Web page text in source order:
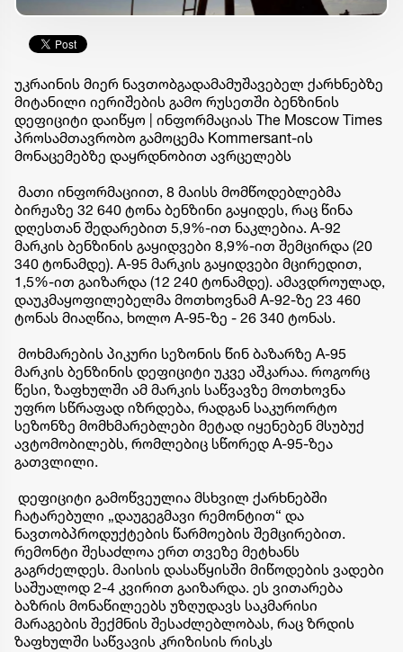
უკრაინის მიერ ნავთობგადამამუშავებელ ქარხნებზე
მიტანილი იერიშების გამო რუსეთში ბენზინის
დეფიციტი დაიწყო | ინფორმაციას The Moscow Times
პროსამთავრობო გამოცემა Kommersant-ის
მონაცემებზე დაყრდნობით ავრცელებს
მათი ინფორმაციით, 8 მაისს მომწოდებლებმა
ბირჟაზე 32 640 ტონა ბენზინი გაყიდეს, რაც წინა
დღესთან შედარებით 5,9%-ით ნაკლებია. A-92
მარკის ბენზინის გაყიდვები 8,9%-ით შემცირდა (20
340 ტონამდე). A-95 მარკის გაყიდვები მცირედით,
1,5%-ით გაიზარდა (12 240 ტონამდე). ამავდროულად,
დაუკმაყოფილებელმა მოთხოვნამ A-92-ზე 23 460
ტონას მიაღწია, ხოლო A-95-ზე - 26 340 ტონას.
მოხმარების პიკური სეზონის წინ ბაზარზე A-95
მარკის ბენზინის დეფიციტი უკვე აშკარაა. როგორც
წესი, ზაფხულში ამ მარკის საწვავზე მოთხოვნა
უფრო სწრაფად იზრდება, რადგან საკურორტო
სეზონზე მომხმარებლები მეტად იყენებენ მსუბუქ
ავტომობილებს, რომლებიც სწორედ A-95-ზეა
გათვლილი.
დეფიციტი გამოწვეულია მსხვილ ქარხნებში
ჩატარებული „დაუგეგმავი რემონტით“ და
ნავთობპროდუქტების წარმოების შემცირებით.
რემონტი შესაძლოა ერთ თვეზე მეტხანს
გაგრძელდეს. მაისის დასაწყისში მიწოდების ვადები
საშუალოდ 2-4 კვირით გაიზარდა. ეს ვითარება
ბაზრის მონაწილეებს უზღუდავს საკმარისი
მარაგების შექმნის შესაძლებლობას, რაც ზრდის
ზაფხულში საწვავის კრიზისის რისკს